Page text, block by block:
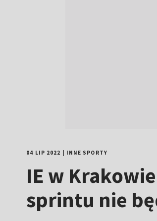
04 LIP 2022 INNE SPORTY
IE w
sprintu nie